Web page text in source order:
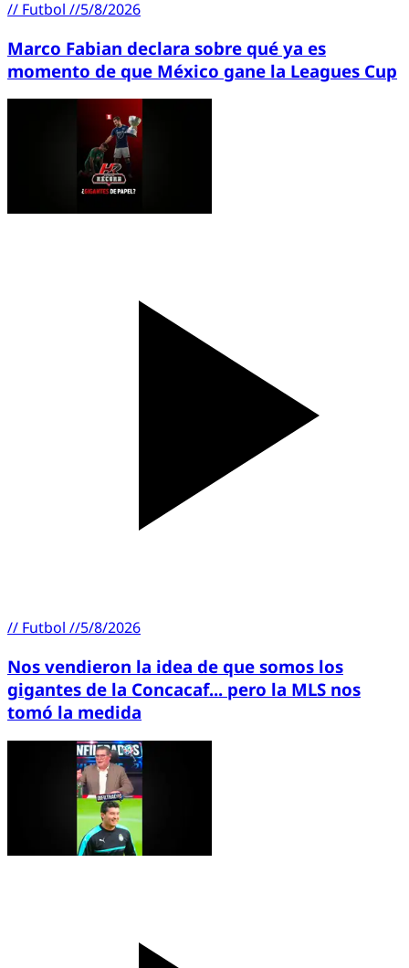
// Futbol //5/8/2026
Marco Fabian declara sobre qué ya es
momento de que México gane la Leagues Cup
// Futbol //5/8/2026
Nos vendieron la idea de que somos los
gigantes de la Concacaf... pero la MLS nos
tomó la medida